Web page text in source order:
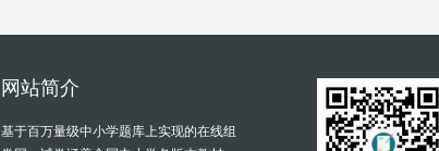
网站简介
基于百万量级中小学题库上实现的在线组